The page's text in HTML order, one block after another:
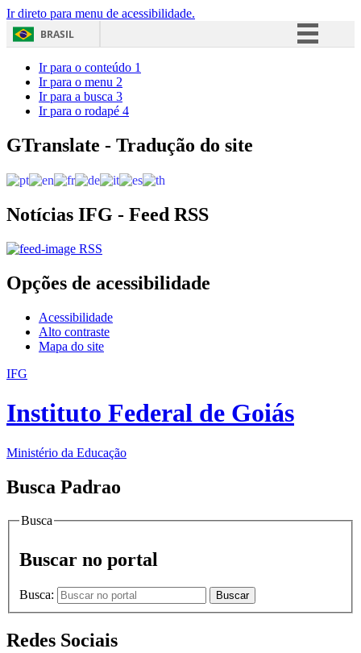
Ir direto para menu de acessibilidade.
BRASIL
Acesso à informação
Ir para o conteúdo 1
Ir para o menu 2
Ir para a busca 3
Ir para o rodapé 4
GTranslate - Tradução do site
Notícias IFG - Feed RSS
RSS
Opções de acessibilidade
Acessibilidade
Alto contraste
Mapa do site
IFG
Instituto Federal de Goiás
Ministério da Educação
Busca Padrao
Busca
Buscar no portal
Busca: Buscar
Redes Sociais